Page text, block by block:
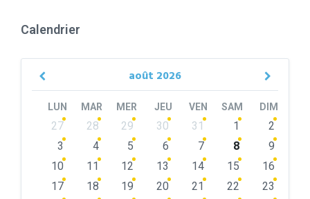
Calendrier
août 2026
Previous
LUN MAR MER JEU VEN SAM DIM
Skip
calendar
27 28 29 30 31 1
2
3
4 5 6 7 8
9
10
11 12 13 14 15
16
17
18 19 20 21 22
23